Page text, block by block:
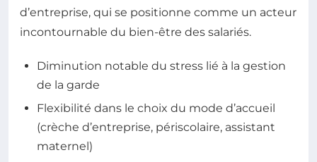
d’entreprise, qui se positionne comme un acteur
incontournable du bien-être des salariés.
Diminution notable du stress lié à la gestion
de la garde
Flexibilité dans le choix du mode d’accueil
(crèche d’entreprise, périscolaire, assistant
maternel)